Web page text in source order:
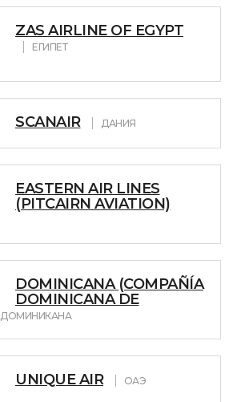
ZAS AIRLINE OF EGYPT
ЕГИПЕТ
SCANAIR ДАНИЯ
EASTERN AIR LINES
(PITCAIRN AVIATION)
DOMINICANA (COMPAÑÍA
DOMINICANA DE
ДОМИНИКАНА
UNIQUE AIR ОАЭ